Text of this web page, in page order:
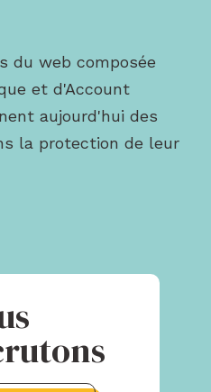
du web composée
et d'Account
aujourd'hui des
la protection de leur